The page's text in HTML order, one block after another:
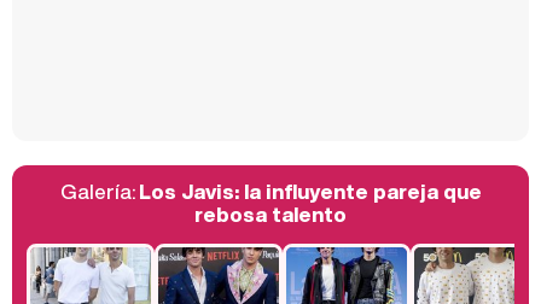
Galería:Los Javis: la influyente pareja que
rebosa talento